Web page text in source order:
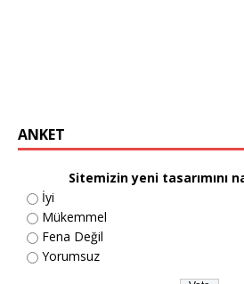
ANKET
Sitemizin yeni tasarımını
İyi
Mükemmel
Fena Değil
Yorumsuz